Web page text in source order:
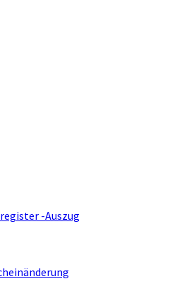
-Auszug